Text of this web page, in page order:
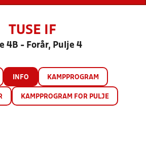
TUSE IF
4B - Forår, Pulje 4
INFO KAMPPROGRAM
KAMPPROGRAM FOR PULJE